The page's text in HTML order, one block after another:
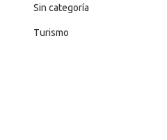
Sin categoría
Turismo